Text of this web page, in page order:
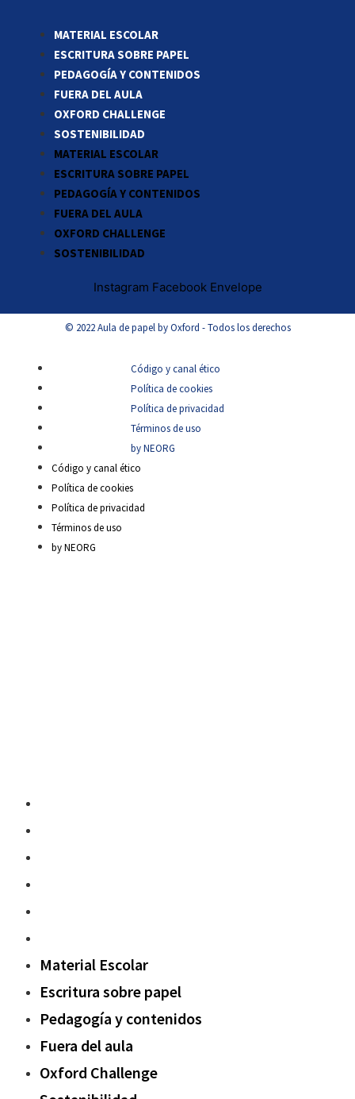
MATERIAL ESCOLAR
ESCRITURA SOBRE PAPEL
PEDAGOGÍA Y CONTENIDOS
FUERA DEL AULA
OXFORD CHALLENGE
SOSTENIBILIDAD
MATERIAL ESCOLAR
ESCRITURA SOBRE PAPEL
PEDAGOGÍA Y CONTENIDOS
FUERA DEL AULA
OXFORD CHALLENGE
SOSTENIBILIDAD
Instagram Facebook Envelope
© 2022 Aula de papel by Oxford - Todos los derechos
Código y canal ético
Política de cookies
Política de privacidad
Términos de uso
by NEORG
Código y canal ético
Política de cookies
Política de privacidad
Términos de uso
by NEORG
Material Escolar
Escritura sobre papel
Pedagogía y contenidos
Fuera del aula
Oxford Challenge